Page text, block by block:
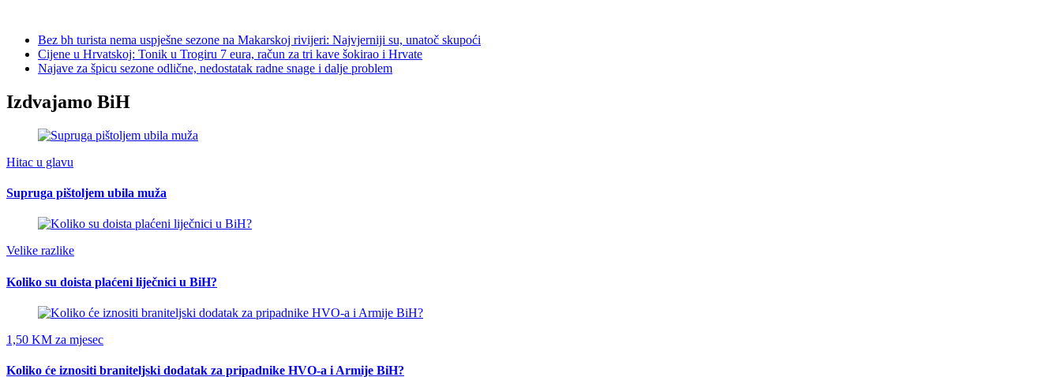
Bez bh turista nema uspješne sezone na Makarskoj rivijeri: Najvjerniji su, unatoč skupoći
Cijene u Hrvatskoj: Tonik u Trogiru 7 eura, račun za tri kave šokirao i Hrvate
Najave za špicu sezone odlične, nedostatak radne snage i dalje problem
Izdvajamo BiH
Hitac u glavu
Supruga pištoljem ubila muža
Velike razlike
Koliko su doista plaćeni liječnici u BiH?
1,50 KM za mjesec
Koliko će iznositi braniteljski dodatak za pripadnike HVO-a i Armije BiH?